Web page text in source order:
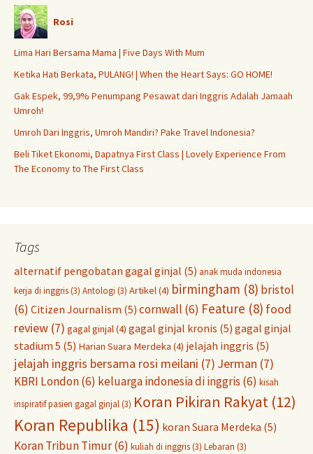
Rosi
Lima Hari Bersama Mama | Five Days With Mum
Ketika Hati Berkata, PULANG! | When the Heart Says: GO HOME!
Gak Espek, 99,9% Penumpang Pesawat dari Inggris Adalah Jamaah
Umroh!
Umroh Dari Inggris, Umroh Mandiri? Pake Travel Indonesia?
Beli Tiket Ekonomi, Dapatnya First Class | Lovely Experience From
The Economy to The First Class
Tags
alternatif pengobatan gagal ginjal (5) anak muda indonesia
kerja di inggris(3) Antologi (3) Artikel (4) birmingham (8) bristol
(6) Citizen Journalism (5) cornwall (6) Feature (8) food
review (7) gagal ginjal (4) gagal ginjal kronis (5) gagal ginjal
stadium 5 (5) Harian Suara Merdeka (4) jelajah inggris (5)
jelajah inggris bersama rosi meilani (7) Jerman (7)
KBRI London(6) keluarga indonesia di inggris(6) kisah
inspiratif pasien gagal ginjal (3) Koran Pikiran Rakyat (12)
Koran Republika (15) koran Suara Merdeka (5)
Koran Tribun Timur(6) kuliah di inggris(3) Lebaran (3)